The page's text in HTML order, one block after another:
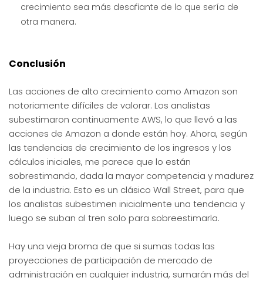
crecimiento sea más desafiante de lo que sería de
otra manera.
Conclusión
Las acciones de alto crecimiento como Amazon son
notoriamente difíciles de valorar. Los analistas
subestimaron continuamente AWS, lo que llevó a las
acciones de Amazon a donde están hoy. Ahora, según
las tendencias de crecimiento de los ingresos y los
cálculos iniciales, me parece que lo están
sobrestimando, dada la mayor competencia y madurez
de la industria. Esto es un clásico Wall Street, para que
los analistas subestimen inicialmente una tendencia y
luego se suban al tren solo para sobreestimarla.
Hay una vieja broma de que si sumas todas las
proyecciones de participación de mercado de
administración en cualquier industria, sumarán más del